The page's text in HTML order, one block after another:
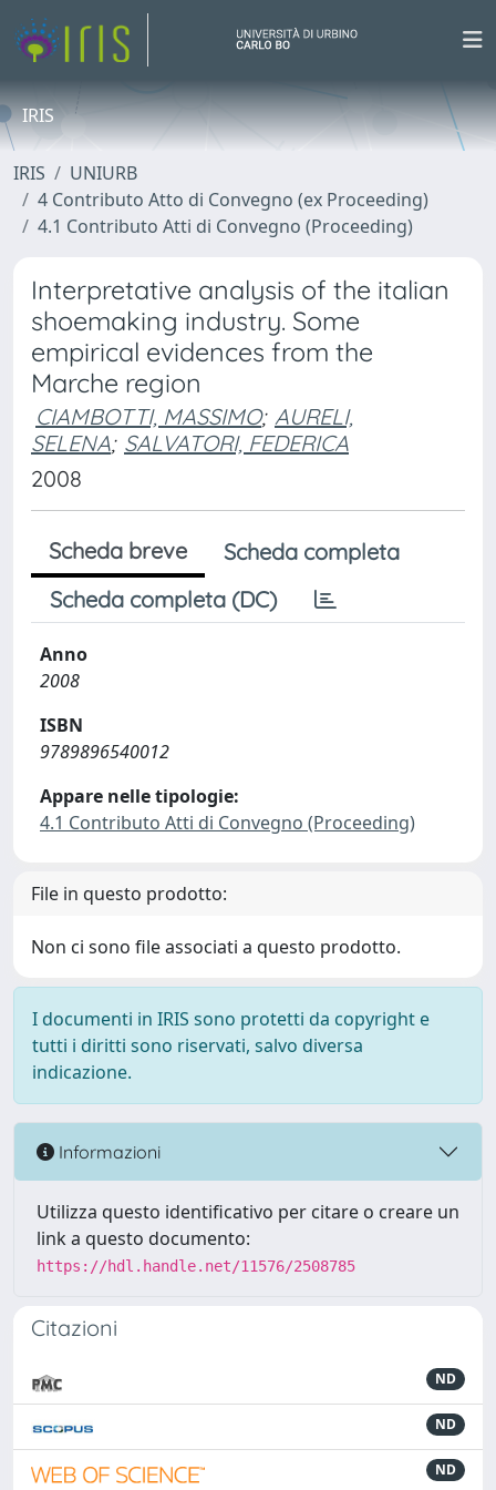
IRIS
IRIS
UNIURB
4 Contributo Atto di Convegno (ex Proceeding)
4.1 Contributo Atti di Convegno (Proceeding)
Interpretative analysis of the italian
shoemaking industry. Some
empirical evidences from the
Marche region
CIAMBOTTI, MASSIMO; AURELI,
SELENA; SALVATORI, FEDERICA
2008
Scheda breve
Scheda completa
Scheda completa (DC)
Anno
2008
ISBN
9789896540012
Appare nelle tipologie:
4.1 Contributo Atti di Convegno (Proceeding)
File in questo prodotto:
Non ci sono file associati a questo prodotto.
I documenti in IRIS sono protetti da copyright e
tutti i diritti sono riservati, salvo diversa
indicazione.
Informazioni
Utilizza questo identificativo per citare o creare un
link a questo documento:
https://hdl.handle.net/11576/2508785
Citazioni
ND
ND
ND